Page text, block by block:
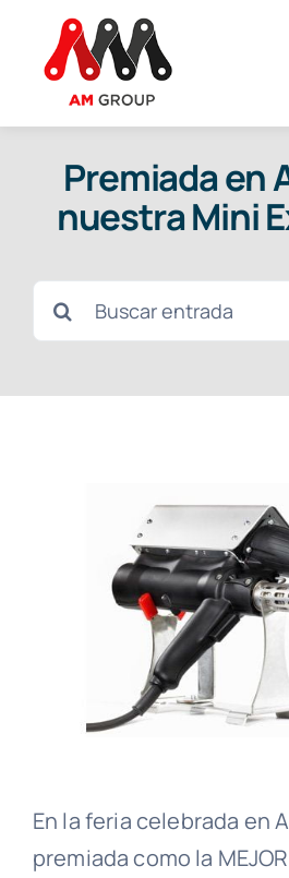
contenido
Premiada en
nuestra Mini
Buscar:
En la feria celebrada en
premiada como la